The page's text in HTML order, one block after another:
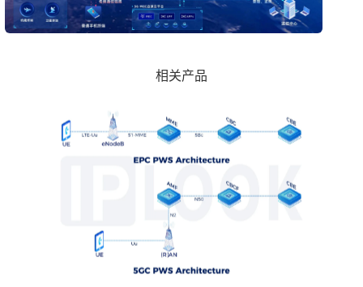
相关产品
iSMS产品由短消息中心（SMSC）和短消息网关（SMGW）
组成，分别与2G、3G、4G、5G、IMS、运营商和服务供应
SMSC主要实现短消息的接收、存储、转发和短消息状态报